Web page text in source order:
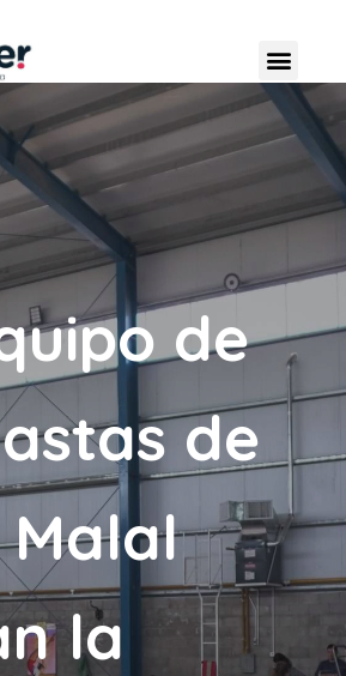
de
de
Malal
la